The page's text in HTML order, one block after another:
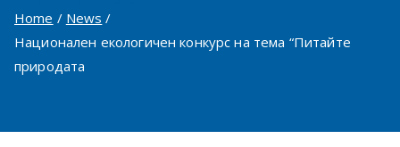
Home
News
Национален екологичен конкурс на тема “Питайте
природата